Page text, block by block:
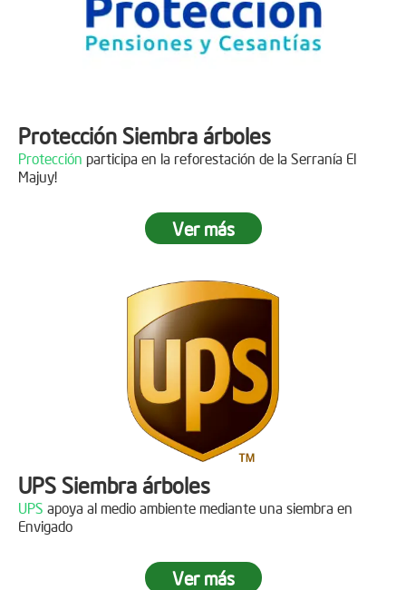
DINISSANpor plantar 400 árboles en el páramo de
Protección Siembra árboles
Protección participa en la reforestación de la Serranía El
Majuy!
Ver más
UPS Siembra árboles
UPS apoya al medio ambiente mediante una siembra en
Envigado
Ver más